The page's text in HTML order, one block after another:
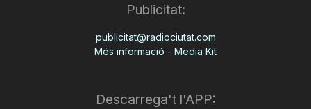
Publicitat:
publicitat@radiociutat.com
Més informació - Media Kit
Descarrega't l'APP: